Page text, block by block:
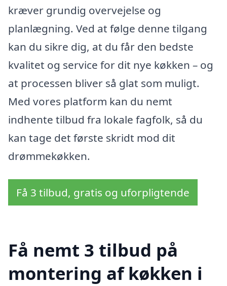
kræver grundig overvejelse og
planlægning. Ved at følge denne tilgang
kan du sikre dig, at du får den bedste
kvalitet og service for dit nye køkken – og
at processen bliver så glat som muligt.
Med vores platform kan du nemt
indhente tilbud fra lokale fagfolk, så du
kan tage det første skridt mod dit
drømmekøkken.
Få 3 tilbud, gratis og uforpligtende
Få nemt 3 tilbud på
montering af køkken i